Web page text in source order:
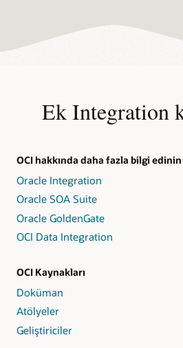
Ek Integration
OCI hakkında daha fazla bilgi edinin
Oracle Integration
Oracle SOA Suite
Oracle GoldenGate
OCI Data Integration
OCI Kaynakları
Doküman
Atölyeler
Geliştiriciler